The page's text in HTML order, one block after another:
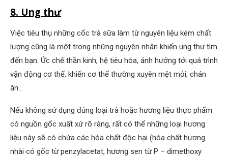
8. Ung thư
Việc tiêu thụ những cốc trà sữa làm từ nguyên liệu kém chất
lượng cũng là một trong những nguyên nhân khiến ung thư tìm
đến bạn. Ức chế thần kinh, hệ tiêu hóa, ảnh hưởng tới quá trình
vận động cơ thể, khiến cơ thể thường xuyên mệt mỏi, chán
ăn…
Nếu không sử dụng đúng loại trà hoặc hương liệu thực phẩm
có nguồn gốc xuất xứ rõ ràng, rất có thể những loại hương
liệu này sẽ có chứa các hóa chất độc hại (hóa chất hương
nhài có gốc từ penzylacetat, hương sen từ P – dimethoxy